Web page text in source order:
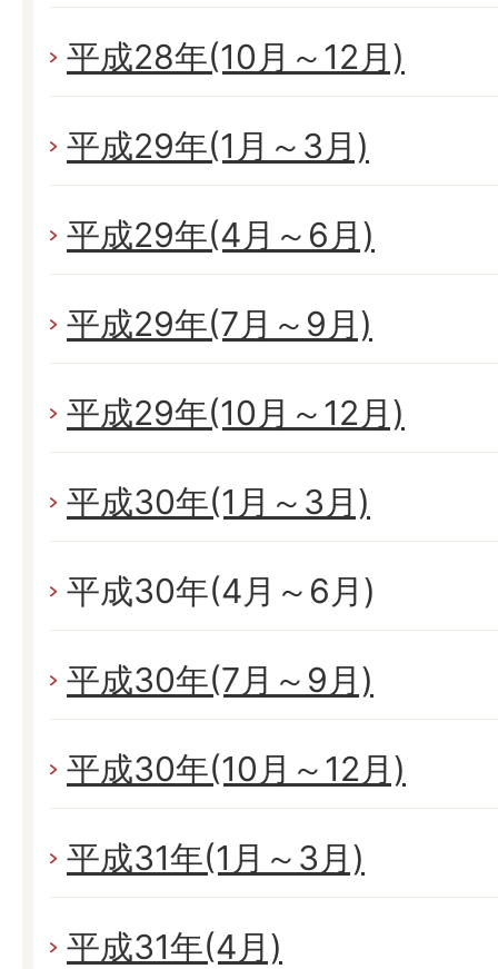
平成28年(10月～12月)
平成29年(1月～3月)
平成29年(4月～6月)
平成29年(7月～9月)
平成29年(10月～12月)
平成30年(1月～3月)
平成30年(4月～6月)
平成30年(7月～9月)
平成30年(10月～12月)
平成31年(1月～3月)
平成31年(4月)